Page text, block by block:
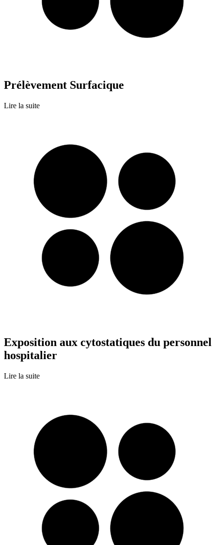
Prélèvement Surfacique
Lire la suite
Exposition aux cytostatiques du personnel
hospitalier
Lire la suite